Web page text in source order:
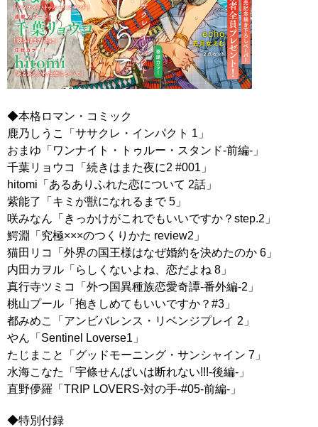
◆本格ロマン・コミック
鹿乃しうこ「ササクレ・インパクト 1」
おまゆ「ワンナイト・トゥルー・スタンド-前編-」
千葉リョウコ「続きはまた夜に2 #001」
hitomi「あるありふれた恋について 2話」
紫能了「キミが獣になれるまで 5」
咲みなん「きっかけがこれでもいいですか？step.2」
鰐淵「究極×××のつくりかた review2」
猫田リコ「外界の国王様はなぜ婚約を決めたのか 6」
内田カヲル「らしくないよね、恋だよね 8」
真行寺ツミコ「外つ国異種族恋愛奇譚-番外編-2」
桃山プール「抱きしめてもいいですか？#3」
都みめこ「アンビバレンス・リベンジプレイ 2」
やん「Sentinel Loverse1」
たじまこと「グッドモーニング・サンシャイン 7」
水海こなた「宇條せんぱいは断れない!!!-後編-」
直野儚羅「TRIP LOVERS-対の手-#05-前編-」
◆特別付録